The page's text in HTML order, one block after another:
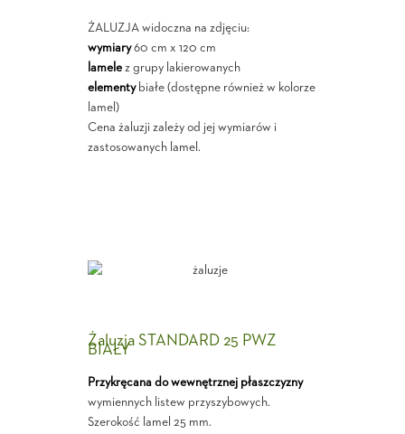
ŻALUZJA widoczna na zdjęciu:
wymiary60 cm x 120 cm
lamelez grupy lakierowanych
elementybiałe (dostępne również w kolorze
lamel)
Cena żaluzji zależy od jej wymiarów i
zastosowanych lamel.
Żaluzja STANDARD 25 PWZ
BIAŁY
Przykręcana do wewnętrznej płaszczyzny
wymiennych listew przyszybowych.
Szerokość lamel 25 mm.